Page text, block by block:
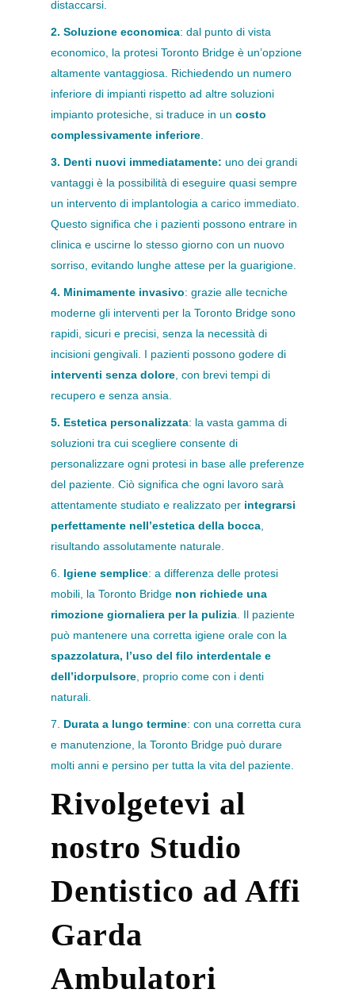
distaccarsi.
2. Soluzione economica: dal punto di vista
economico, la protesi Toronto Bridge è un’opzione
altamente vantaggiosa. Richiedendo un numero
inferiore di impianti rispetto ad altre soluzioni
impianto protesiche, si traduce in un costo
complessivamente inferiore
3. Denti nuovi immediatamente: uno dei grandi
vantaggi è la possibilità di eseguire quasi sempre
un intervento di implantologia a carico immediato
Questo significa che i pazienti possono entrare in
clinica e uscirne lo stesso giorno con un nuovo
sorriso, evitando lunghe attese per la guarigione.
4. Minimamente invasivo: grazie alle tecniche
moderne gli interventi per la Toronto Bridge sono
rapidi, sicuri e precisi, senza la necessità di
incisioni gengivali. I pazienti possono godere di
interventi senza dolore , con brevi tempi di
recupero e senza ansia.
5. Estetica personalizzata: la vasta gamma di
soluzioni tra cui scegliere consente di
personalizzare ogni protesi in base alle preferenze
del paziente. Ciò significa che ogni lavoro sarà
attentamente studiato e realizzato per integrarsi
perfettamente nell’estetica della bocca
risultando assolutamente naturale.
6. Igiene semplice: a differenza delle protesi
mobili, la Toronto Bridge non richiede una
rimozione giornaliera per la pulizia . Il paziente
può mantenere una corretta igiene orale con la
spazzolatura, l’uso del filo interdentale e
dell’idorpulsore , proprio come con i denti
naturali.
7. Durata a lungo termine: con una corretta cura
e manutenzione, la Toronto Bridge può durare
molti anni e persino per tutta la vita del paziente.
Rivolgetevi al
nostro Studio
Dentistico ad Affi
Garda
Ambulatori